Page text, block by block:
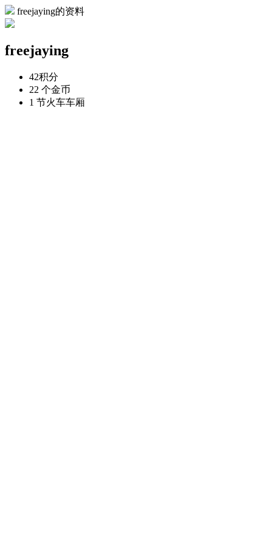
freejaying的资料
freejaying
42积分
22 个金币
1 节火车车厢